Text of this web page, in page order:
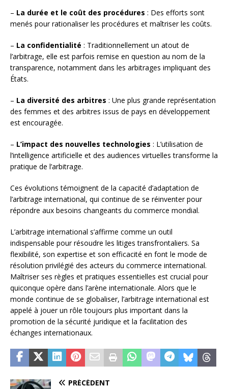
– La durée et le coût des procédures : Des efforts sont
menés pour rationaliser les procédures et maîtriser les coûts.
– La confidentialité : Traditionnellement un atout de
l’arbitrage, elle est parfois remise en question au nom de la
transparence, notamment dans les arbitrages impliquant des
États.
– La diversité des arbitres : Une plus grande représentation
des femmes et des arbitres issus de pays en développement
est encouragée.
– L’impact des nouvelles technologies : L’utilisation de
l’intelligence artificielle et des audiences virtuelles transforme la
pratique de l’arbitrage.
Ces évolutions témoignent de la capacité d’adaptation de
l’arbitrage international, qui continue de se réinventer pour
répondre aux besoins changeants du commerce mondial.
L’arbitrage international s’affirme comme un outil
indispensable pour résoudre les litiges transfrontaliers. Sa
flexibilité, son expertise et son efficacité en font le mode de
résolution privilégié des acteurs du commerce international.
Maîtriser ses règles et pratiques essentielles est crucial pour
quiconque opère dans l’arène internationale. Alors que le
monde continue de se globaliser, l’arbitrage international est
appelé à jouer un rôle toujours plus important dans la
promotion de la sécurité juridique et la facilitation des
échanges internationaux.
PRÉCÉDENT